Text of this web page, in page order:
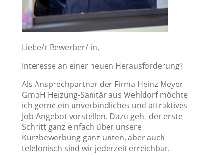
Liebe/r Bewerber/-in,
Interesse an einer neuen Herausforderung?
Als Ansprechpartner der Firma Heinz Meyer
GmbH Heizung-Sanitär aus Wehldorf möchte
ich gerne ein unverbindliches und attraktives
Job-Angebot vorstellen. Dazu geht der erste
Schritt ganz einfach über unsere
Kurzbewerbung ganz unten, aber auch
telefonisch sind wir jederzeit erreichbar.